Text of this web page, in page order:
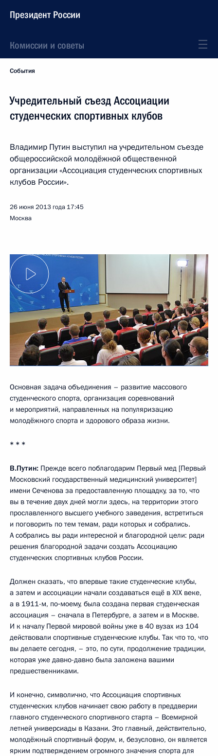
Президент России
Комиссии и советы
События
Учредительный съезд Ассоциации
студенческих спортивных клубов
Владимир Путин выступил на учредительном съезде
общероссийской молодёжной общественной
организации «Ассоциация студенческих спортивных
клубов России».
26 июня 2013 года 17:45
Москва
Основная задача объединения – развитие массового
студенческого спорта, организация соревнований
и мероприятий, направленных на популяризацию
молодёжного спорта и здорового образа жизни.
* * *
В.Путин: Прежде всего поблагодарим Первый мед [Первый
Московский государственный медицинский университет]
имени Сеченова за предоставленную площадку, за то, что
вы в течение двух дней могли здесь, на территории этого
прославленного высшего учебного заведения, встретиться
и поговорить по тем темам, ради которых и собрались.
А собрались вы ради интересной и благородной цели: ради
решения благородной задачи создать Ассоциацию
студенческих спортивных клубов России.
Должен сказать, что впервые такие студенческие клубы,
а затем и ассоциации начали создаваться ещё в XIX веке,
а в 1911-м, по‑моему, была создана первая студенческая
ассоциация – сначала в Петербурге, а затем и в Москве.
И к началу Первой мировой войны уже в 40 вузах из 104
действовали спортивные студенческие клубы. Так что то, что
вы делаете сегодня, – это, по сути, продолжение традиции,
которая уже давно-давно была заложена вашими
предшественниками.
И конечно, символично, что Ассоциация спортивных
студенческих клубов начинает свою работу в преддверии
главного студенческого спортивного старта – Всемирной
летней универсиады в Казани. Это главный, действительно,
молодёжный спортивный форум, и, безусловно, он является
ярким подтверждением огромного значения спорта для